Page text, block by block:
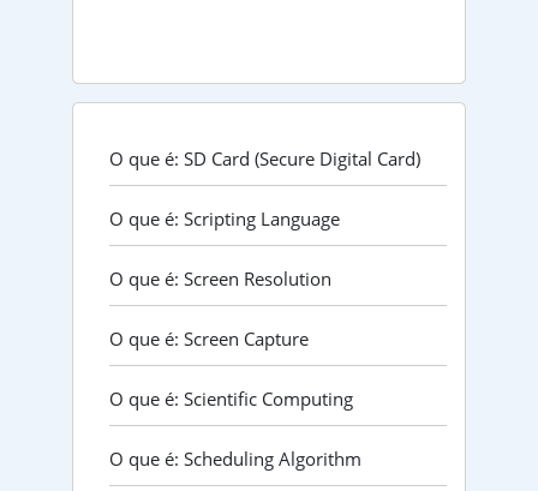
O que é: SD Card (Secure Digital Card)
O que é: Scripting Language
O que é: Screen Resolution
O que é: Screen Capture
O que é: Scientific Computing
O que é: Scheduling Algorithm